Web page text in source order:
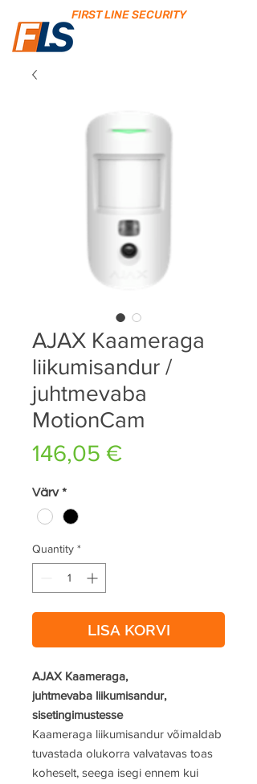
FIRST LINE SECURITY
AJAX Kaameraga
liikumisandur /
juhtmevaba
MotionCam
146,05 €Price
Värv *
Quantity *
LISA KORVI
AJAX Kaameraga,
juhtmevaba liikumisandur,
sisetingimustesse
Kaameraga liikumisandur võimaldab
tuvastada olukorra valvatavas toas
koheselt, seega isegi ennem kui